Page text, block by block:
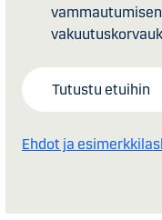
Tutustu etuihin
Ehdot ja